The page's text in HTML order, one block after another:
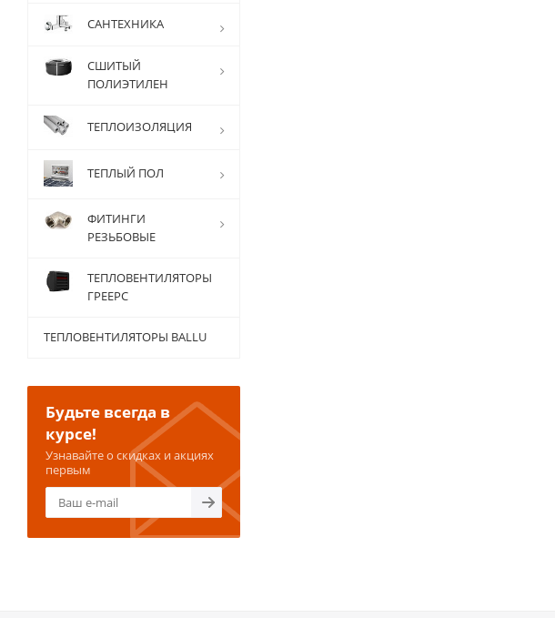
САНТЕХНИКА
СШИТЫЙ
ПОЛИЭТИЛЕН
ТЕПЛОИЗОЛЯЦИЯ
ТЕПЛЫЙ ПОЛ
ФИТИНГИ
РЕЗЬБОВЫЕ
ТЕПЛОВЕНТИЛЯТОРЫ
ГРЕЕРС
ТЕПЛОВЕНТИЛЯТОРЫ BALLU
Будьте всегда в
курсе!
Узнавайте о скидках и акциях
первым